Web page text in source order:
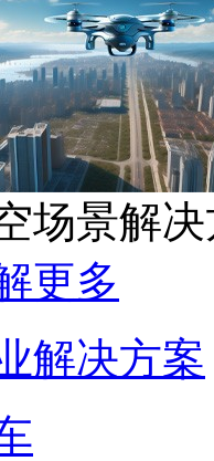
场景解
更多
解决方案